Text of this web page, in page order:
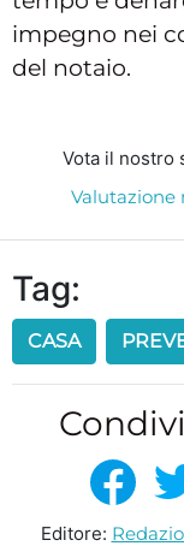
impegno nei
del notaio.
Vota il nostro
Valutazione
Tag:
CASA
Editore: